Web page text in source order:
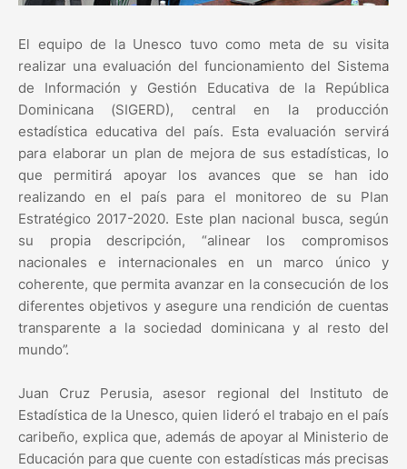
El equipo de la Unesco tuvo como meta de su visita
realizar una evaluación del funcionamiento del Sistema
de Información y Gestión Educativa de la República
Dominicana (SIGERD), central en la producción
estadística educativa del país. Esta evaluación servirá
para elaborar un plan de mejora de sus estadísticas, lo
que permitirá apoyar los avances que se han ido
realizando en el país para el monitoreo de su Plan
Estratégico 2017-2020. Este plan nacional busca, según
su propia descripción, “alinear los compromisos
nacionales e internacionales en un marco único y
coherente, que permita avanzar en la consecución de los
diferentes objetivos y asegure una rendición de cuentas
transparente a la sociedad dominicana y al resto del
mundo”.
Juan Cruz Perusia, asesor regional del Instituto de
Estadística de la Unesco, quien lideró el trabajo en el país
caribeño, explica que, además de apoyar al Ministerio de
Educación para que cuente con estadísticas más precisas